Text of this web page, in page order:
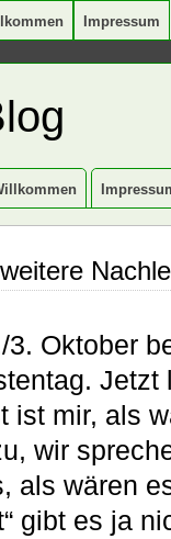
Impressum
3. Oktober
ist mir, als
wir
als wären
gibt es ja